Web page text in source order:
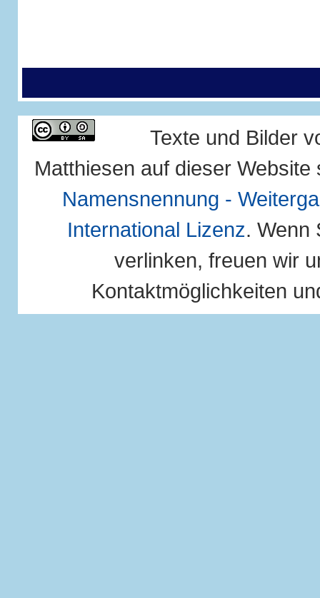
Texte und Bilder
Matthiesen auf dieser
Namensnennung -
International Lizenz. Wenn
verlinken, freuen wir
Kontaktmöglichkeiten